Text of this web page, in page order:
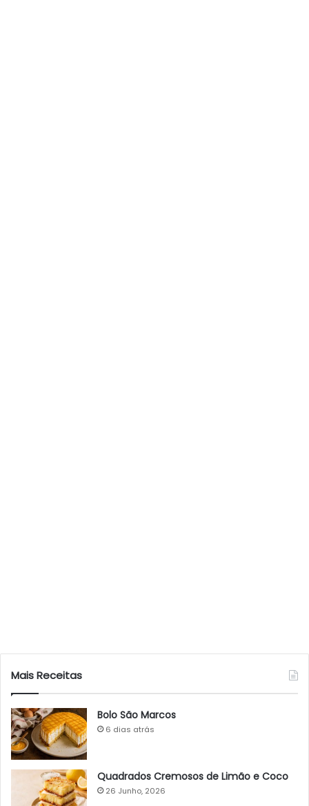
Mais Receitas
Bolo São Marcos
6 dias atrás
Quadrados Cremosos de Limão e Coco
26 Junho, 2026